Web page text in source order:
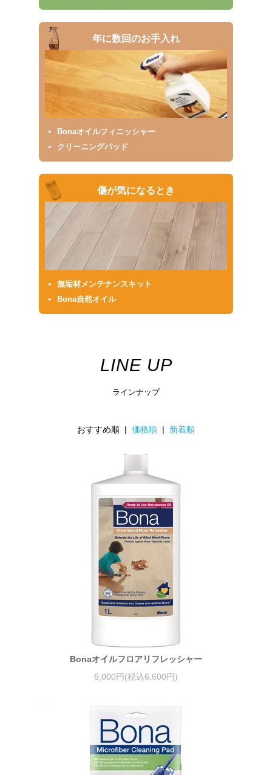
年に数回のお手入れ
Bonaオイルフィニッシャー
クリーニングパッド
傷が気になるとき
無垢材メンテナンスキット
Bona自然オイル
LINE UP
ラインナップ
おすすめ順 | 価格順 | 新着順
Bonaオイルフロアリフレッシャー
6,000円(税込6,600円)